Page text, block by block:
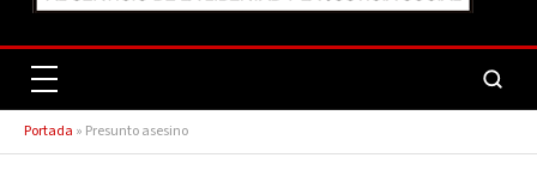
Portada » Presunto asesino